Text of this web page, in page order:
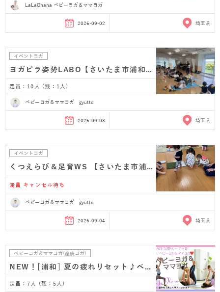
LaLaOhana ベビーヨガ＆ママヨガ
2026-09-02 埼玉県
イベントヨガ
ヨガピラ姿勢LABO【さいたま市浦和産後ヨガ】
定員：10人 (残：1人)
ベビーヨガ＆ママヨガ gyutto
2026-09-03 埼玉県
イベントヨガ
くつえらび＆足育WS 【さいたま市浦和】
満員 キャンセル待ち
ベビーヨガ＆ママヨガ gyutto
2026-09-04 埼玉県
ベビーヨガ＆ママヨガ(産後ヨガ)
NEW！[浦和] 夏の疲れリセット♪ベビーヨガ＆ママヨガ…
定員：7人 (残：5人)